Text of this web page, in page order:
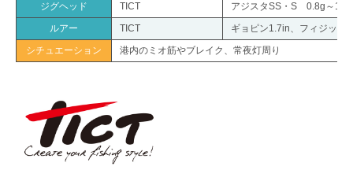
ジグヘッド
TICT
アジスタSS・S 0.8g～1.5g
ルアー
TICT
ギョピン1.7in、フィジット
シチュエーション
港内のミオ筋やブレイク、常夜灯周り